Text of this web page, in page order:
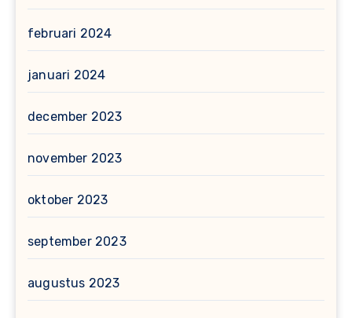
februari 2024
januari 2024
december 2023
november 2023
oktober 2023
september 2023
augustus 2023